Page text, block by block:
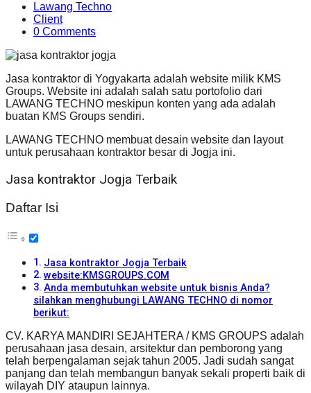
Lawang Techno
Client
0 Comments
Jasa kontraktor di Yogyakarta adalah website milik KMS
Groups. Website ini adalah salah satu portofolio dari
LAWANG TECHNO meskipun konten yang ada adalah
buatan KMS Groups sendiri.
LAWANG TECHNO membuat desain website dan layout
untuk perusahaan kontraktor besar di Jogja ini.
Jasa kontraktor Jogja Terbaik
Daftar Isi
Jasa kontraktor Jogja Terbaik
website:KMSGROUPS.COM
Anda membutuhkan website untuk bisnis Anda?
silahkan menghubungi LAWANG TECHNO di nomor
berikut:
CV. KARYA MANDIRI SEJAHTERA / KMS GROUPS adalah
perusahaan jasa desain, arsitektur dan pemborong yang
telah berpengalaman sejak tahun 2005. Jadi sudah sangat
panjang dan telah membangun banyak sekali properti baik di
wilayah DIY ataupun lainnya.